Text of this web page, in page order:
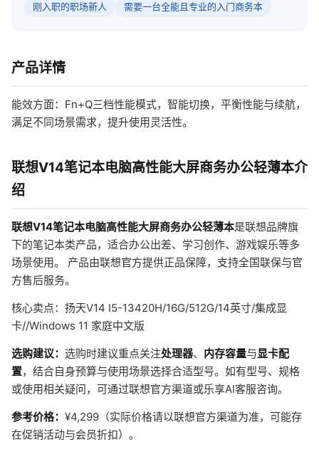
刚入职的职场新人 需要一台全能且专业的入门商务本
产品详情
能效方面：Fn+Q三档性能模式，智能切换，平衡性能与续航，
满足不同场景需求，提升使用灵活性。
联想V14笔记本电脑高性能大屏商务办公轻薄本介
绍
联想V14笔记本电脑高性能大屏商务办公轻薄本是联想品牌旗
下的笔记本类产品，适合办公出差、学习创作、游戏娱乐等多
场景使用。 产品由联想官方提供正品保障，支持全国联保与官
方售后服务。
核心卖点：扬天V14 I5-13420H/16G/512G/14英寸/集成显
卡//Windows 11 家庭中文版
选购建议： 选购时建议重点关注处理器、 内存容量与显卡配
置，结合自身预算与使用场景选择合适型号。如有型号、规格
或使用相关疑问，可通过联想官方渠道或乐享AI客服咨询。
参考价格： ¥4,299（实际价格请以联想官方渠道为准，可能存
在促销活动与会员折扣）。